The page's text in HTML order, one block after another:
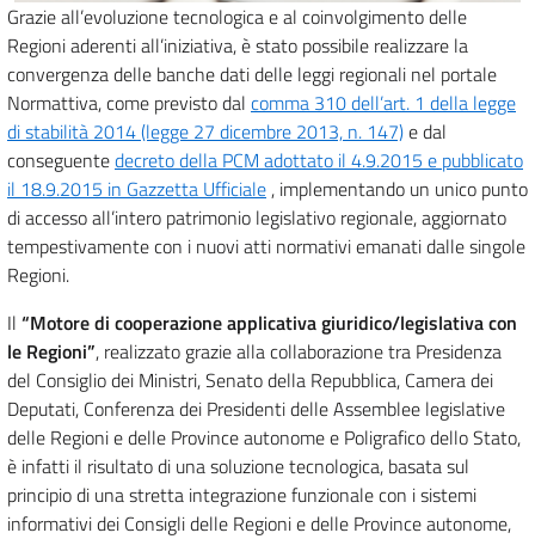
Grazie all’evoluzione tecnologica e al coinvolgimento delle
Regioni aderenti all’iniziativa, è stato possibile realizzare la
convergenza delle banche dati delle leggi regionali nel portale
Normattiva, come previsto dal comma 310 dell’art. 1 della legge
di stabilità 2014 (legge 27 dicembre 2013, n. 147)e dal
conseguentedecreto della PCM adottato il 4.9.2015 e pubblicato
il 18.9.2015 in Gazzetta Ufficiale , implementando un unico punto
di accesso all’intero patrimonio legislativo regionale, aggiornato
tempestivamente con i nuovi atti normativi emanati dalle singole
Regioni.
Il “Motore di cooperazione applicativa giuridico/legislativa con
le Regioni”, realizzato grazie alla collaborazione tra Presidenza
del Consiglio dei Ministri, Senato della Repubblica, Camera dei
Deputati, Conferenza dei Presidenti delle Assemblee legislative
delle Regioni e delle Province autonome e Poligrafico dello Stato,
è infatti il risultato di una soluzione tecnologica, basata sul
principio di una stretta integrazione funzionale con i sistemi
informativi dei Consigli delle Regioni e delle Province autonome,